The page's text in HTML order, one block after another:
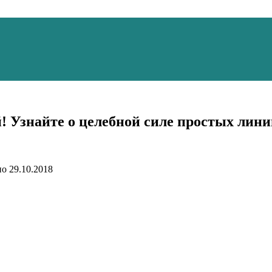
Узнайте о целебной силе простых
29.10.2018